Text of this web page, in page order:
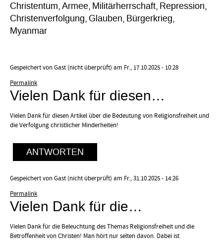
Christentum Armee Militärherrschaft Repression
Christenverfolgung Glauben Bürgerkrieg
Myanmar
Gespeichert vonGast (nicht überprüft) am Fr., 17.10.2025 - 10:28
Permalink
Vielen Dank für diesen…
Vielen Dank für diesen Artikel über die Bedeutung von Religionsfreiheit und
die Verfolgung christlicher Minderheiten!
ANTWORTEN
Gespeichert vonGast (nicht überprüft) am Fr., 31.10.2025 - 14:26
Permalink
Vielen Dank für die…
Vielen Dank für die Beleuchtung des Themas Religionsfreiheit und die
Betroffenheit von Christen! Man hört nur selten davon. Dabei ist